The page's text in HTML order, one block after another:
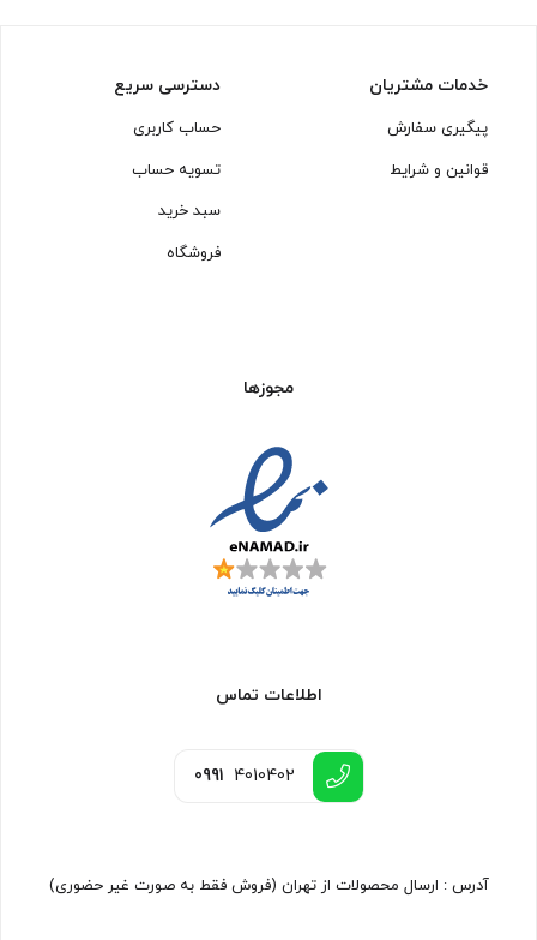
خدمات مشتریان
پیگیری سفارش
قوانین و شرایط
دسترسی سریع
حساب کاربری
تسویه حساب
سبد خرید
فروشگاه
مجوزها
اطلاعات تماس
0991 4010402
آدرس : ارسال محصولات از تهران (فروش فقط به صورت غیر حضوری)